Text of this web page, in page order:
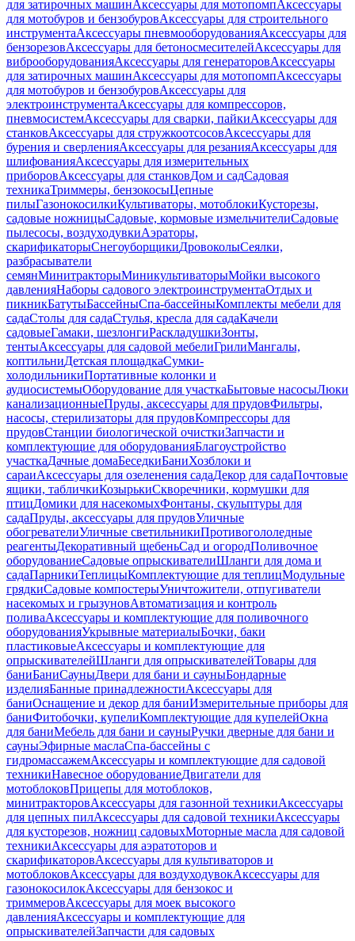
для затирочных машинАксессуары для мотопомпАксессуары
для мотобуров и бензобуровАксессуары для строительного
инструментаАксессуары пневмооборудованияАксессуары для
бензорезовАксессуары для бетоносмесителейАксессуары для
виброоборудованияАксессуары для генераторовАксессуары
для затирочных машинАксессуары для мотопомпАксессуары
для мотобуров и бензобуровАксессуары для
электроинструментаАксессуары для компрессоров,
пневмосистемАксессуары для сварки, пайкиАксессуары для
станковАксессуары для стружкоотсосовАксессуары для
бурения и сверленияАксессуары для резанияАксессуары для
шлифованияАксессуары для измерительных
приборовАксессуары для станковДом и садСадовая
техникаТриммеры, бензокосыЦепные
пилыГазонокосилкиКультиваторы, мотоблокиКусторезы,
садовые ножницыСадовые, кормовые измельчителиСадовые
пылесосы, воздуходувкиАэраторы,
скарификаторыСнегоуборщикиДровоколыСеялки,
разбрасыватели
семянМинитракторыМиникультиваторыМойки высокого
давленияНаборы садового электроинструментаОтдых и
пикникБатутыБассейныСпа-бассейныКомплекты мебели для
садаСтолы для садаСтулья, кресла для садаКачели
садовыеГамаки, шезлонгиРаскладушкиЗонты,
тентыАксессуары для садовой мебелиГрилиМангалы,
коптильниДетская площадкаСумки-
холодильникиПортативные колонки и
аудиосистемыОборудование для участкаБытовые насосыЛюки
канализационныеПруды, аксессуары для прудовФильтры,
насосы, стерилизаторы для прудовКомпрессоры для
прудовСтанции биологической очисткиЗапчасти и
комплектующие для оборудованияБлагоустройство
участкаДачные домаБеседкиБаниХозблоки и
сараиАксессуары для озеленения садаДекор для садаПочтовые
ящики, табличкиКозырькиСкворечники, кормушки для
птицДомики для насекомыхФонтаны, скульптуры для
садаПруды, аксессуары для прудовУличные
обогревателиУличные светильникиПротивогололедные
реагентыДекоративный щебеньСад и огородПоливочное
оборудованиеСадовые опрыскивателиШланги для дома и
садаПарникиТеплицыКомплектующие для теплицМодульные
грядкиСадовые компостерыУничтожители, отпугиватели
насекомых и грызуновАвтоматизация и контроль
поливаАксессуары и комплектующие для поливочного
оборудованияУкрывные материалыБочки, баки
пластиковыеАксессуары и комплектующие для
опрыскивателейШланги для опрыскивателейТовары для
баниБаниСауныДвери для бани и сауныБондарные
изделияБанные принадлежностиАксессуары для
баниОснащение и декор для баниИзмерительные приборы для
баниФитобочки, купелиКомплектующие для купелейОкна
для баниМебель для бани и сауныРучки дверные для бани и
сауныЭфирные маслаСпа-бассейны с
гидромассажемАксессуары и комплектующие для садовой
техникиНавесное оборудованиеДвигатели для
мотоблоковПрицепы для мотоблоков,
минитракторовАксессуары для газонной техникиАксессуары
для цепных пилАксессуары для садовой техникиАксессуары
для кусторезов, ножниц садовыхМоторные масла для садовой
техникиАксессуары для аэратоторов и
скарификаторовАксессуары для культиваторов и
мотоблоковАксессуары для воздуходувокАксессуары для
газонокосилокАксессуары для бензокос и
триммеровАксессуары для моек высокого
давленияАксессуары и комплектующие для
опрыскивателейЗапчасти для садовых